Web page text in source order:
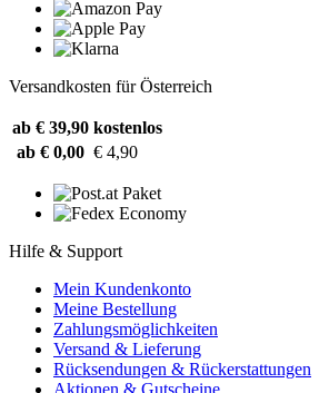
Versandkosten für Österreich
ab € 39,90 kostenlos
ab € 0,00 € 4,90
Hilfe & Support
Mein Kundenkonto
Meine Bestellung
Zahlungsmöglichkeiten
Versand & Lieferung
Rücksendungen & Rückerstattungen
Aktionen & Gutscheine